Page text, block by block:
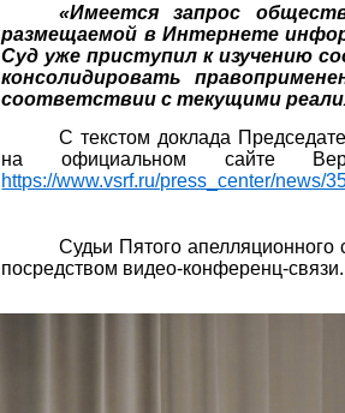
«Имеется запрос
размещаемой в Интернете
Суд уже приступил к изучению
консолидировать
соответствии с текущими
С текстом доклада
на официальном сайте
https://www.vsrf.ru/press_center/news/
Судьи Пятого
посредством видео-конференц-связи.